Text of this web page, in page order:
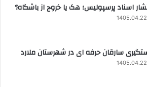
اسناد پرسپولیس؛ هک یا خروج از باشگاه؟
1405.04.22
سارقان حرفه ای در شهرستان ملارد
1405.04.22